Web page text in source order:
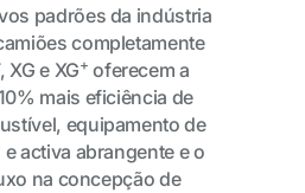
padrões da indústria
completamente
e XG+ oferecem a
mais eficiência de
equipamento de
activa abrangente e o
na concepção de